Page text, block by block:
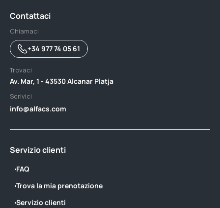
Contattaci
Chiamaci
+34 977 74 05 61
Trovaci
Av. Mar, 1 - 43530 Alcanar Platja
Scrivici
info@alfacs.com
Servizio clienti
FAQ
Trova la mia prenotazione
Servizio clienti